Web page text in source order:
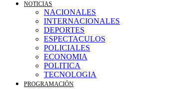
NOTICIAS
NACIONALES
INTERNACIONALES
DEPORTES
ESPECTACULOS
POLICIALES
ECONOMIA
POLITICA
TECNOLOGIA
PROGRAMACIÓN